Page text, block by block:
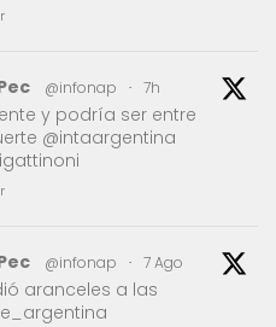
@infonap · 7h
y podría ser entre
@intaargentina
@infonap · 7 Ago
aranceles a las